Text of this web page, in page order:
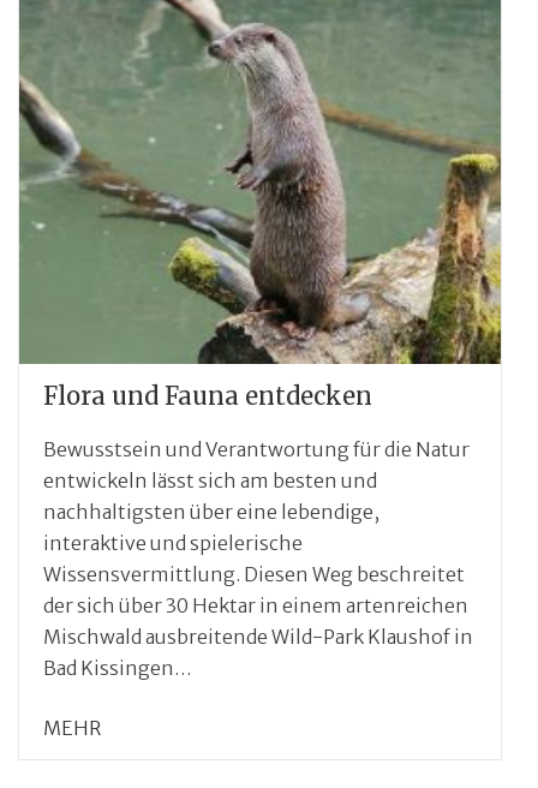
Flora und Fauna entdecken
Bewusstsein und Verantwortung für die Natur
entwickeln lässt sich am besten und
nachhaltigsten über eine lebendige,
interaktive und spielerische
Wissensvermittlung. Diesen Weg beschreitet
der sich über 30 Hektar in einem artenreichen
Mischwald ausbreitende Wild-Park Klaushof in
Bad Kissingen…
MEHR